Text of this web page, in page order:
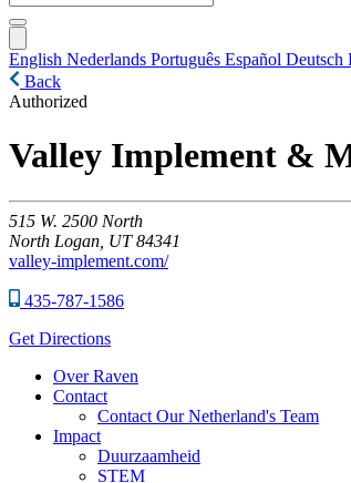
English Nederlands Português Español Deutsch
Back
Authorized
Valley Implement &
515 W. 2500 North
North Logan, UT 84341
valley-implement.com/
435-787-1586
Get Directions
Over Raven
Contact
Contact Our Netherland's Team
Impact
Duurzaamheid
STEM